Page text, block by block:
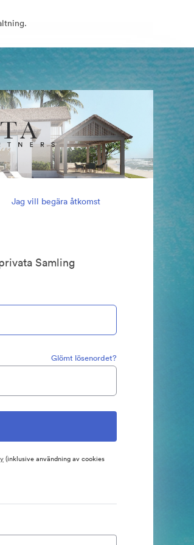
Jag vill begära åtkomst
Samling
Glömt lösenordet?
(inklusive användning av cookies